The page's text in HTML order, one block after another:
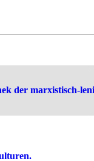
der marxistisch-